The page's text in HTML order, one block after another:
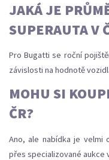
JAKÁ JE
SUPERAUTA V
Pro Bugatti se roční
závislosti na hodnotě
MOHU SI
ČR?
Ano, ale nabídka je velmi
přes specializované aukce